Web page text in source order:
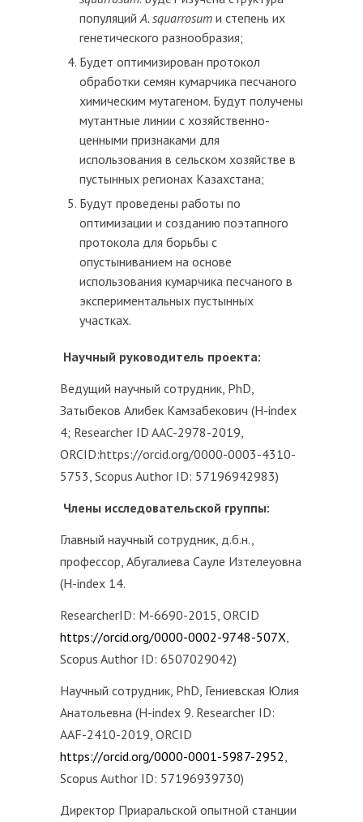
популяцийA. squarrosum и степень их
генетического разнообразия;
Будет оптимизирован протокол
обработки семян кумарчика песчаного
химическим мутагеном. Будут получены
мутантные линии с хозяйственно-
ценными признаками для
использования в сельском хозяйстве в
пустынных регионах Казахстана;
Будут проведены работы по
оптимизации и созданию поэтапного
протокола для борьбы с
опустыниванием на основе
использования кумарчика песчаного в
экспериментальных пустынных
участках.
Научный руководитель проекта:
Ведущий научный сотрудник, PhD,
Затыбеков Алибек Камзабекович (H-index
4; Researcher ID AAC-2978-2019,
ORCID:https://orcid.org/0000-0003-4310-
5753, Scopus Author ID: 57196942983)
Члены исследовательской группы:
Главный научный сотрудник, д.б.н.,
профессор, Абугалиева Сауле Изтелеуовна
(H-index 14.
ResearcherID: M-6690-2015, ORCID
https://orcid.org/0000-0002-9748-507X,
Scopus Author ID: 6507029042)
Научный сотрудник, PhD, Гениевская Юлия
Анатольевна (H-index 9. Researcher ID:
AAF-2410-2019, ORCID
https://orcid.org/0000-0001-5987-2952,
Scopus Author ID: 57196939730)
Директор Приаральской опытной станции